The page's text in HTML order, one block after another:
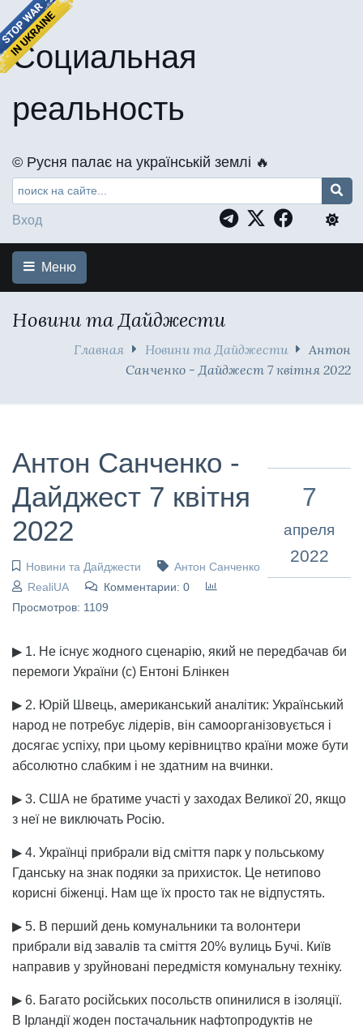
Социальная
реальность
©️ Русня палає на українській землі 🔥
Вход
Меню
Новини та Дайджести
Главная Новини та Дайджести
Антон
Санченко - Дайджест 7 квітня 2022
Антон Санченко -
Дайджест 7 квітня
2022
Новини та Дайджести
Антон Санченко
RealiUA
Комментарии: 0
Просмотров: 1109
7
апреля
2022
▶ 1. Не існує жодного сценарію, який не передбачав би
перемоги України (с) Ентоні Блінкен
▶ 2. Юрій Швець, американський аналітик: Український
народ не потребує лідерів, він самоорганізовується і
досягає успіху, при цьому керівництво країни може бути
абсолютно слабким і не здатним на вчинки.
▶ 3. США не братиме участі у заходах Великої 20, якщо
з неї не виключать Росію.
▶ 4. Українці прибрали від сміття парк у польському
Гданську на знак подяки за прихисток. Це нетипово
корисні біженці. Нам ще їх просто так не відпустять.
▶ 5. В перший день комунальники та волонтери
прибрали від завалів та сміття 20% вулиць Бучі. Київ
направив у зруйновані передмістя комунальну техніку.
▶ 6. Багато російських посольств опинилися в ізоляції.
В Ірландії жоден постачальник нафтопродуктів не